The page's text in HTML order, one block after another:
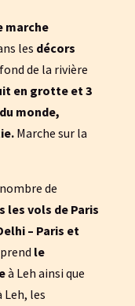
marche
les décors
de la rivière
en grotte et 3
monde,
Marche sur la
de
les vols de Paris
– Paris et
le
à Leh ainsi que
Leh, les